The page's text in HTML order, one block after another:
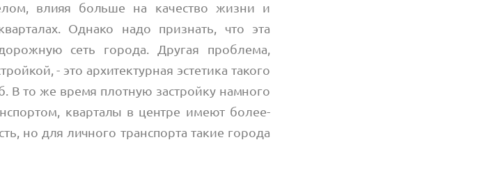
влияя больше на качество жизни и
Однако надо признать, что эта
сеть города. Другая проблема,
- это архитектурная эстетика такого
В то же время плотную застройку намного
кварталы в центре имеют более-
но для личного транспорта такие города